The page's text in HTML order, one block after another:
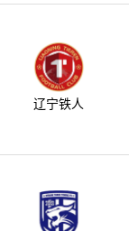
辽宁铁人